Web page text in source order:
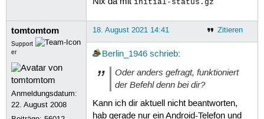
initial-status.gz
tomtomtom
Support
er
Anmeldungsdatum:
22. August 2008
Zitieren
18. August 2021 14:41
Berlin_1946 schrieb:
Oder anders gefragt, funktioniert
der Befehl denn bei dir?
Kann ich dir aktuell nicht beantworten,
hab gerade nur ein Android-Telefon und